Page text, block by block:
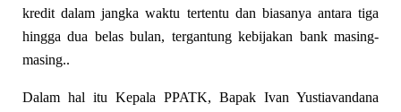
kredit dalam jangka waktu tertentu dan biasanya antara tiga
hingga dua belas bulan, tergantung kebijakan bank masing-
masing..
Dalam hal itu Kepala PPATK, Bapak Ivan Yustiavandana